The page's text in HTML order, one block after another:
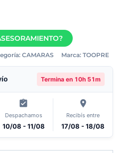
CAMARAS Marca: TOOPRE
Termina en 10h 51m
Despachamos
10/08 - 11/08
Recibís entre
17/08 - 18/08